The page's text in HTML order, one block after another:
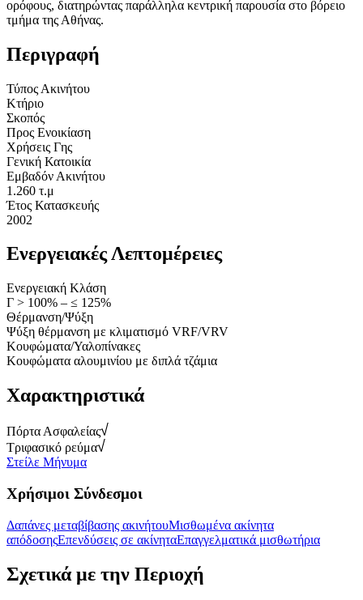
ορόφους, διατηρώντας παράλληλα κεντρική παρουσία στο βόρειο
τμήμα της Αθήνας.
Περιγραφή
Τύπος Ακινήτου
Κτήριο
Σκοπός
Προς Ενοικίαση
Χρήσεις Γης
Γενική Κατοικία
Εμβαδόν Ακινήτου
1.260 τ.μ
Έτος Κατασκευής
2002
Ενεργειακές Λεπτομέρειες
Ενεργειακή Κλάση
Γ > 100% – ≤ 125%
Θέρμανση/Ψύξη
Ψύξη θέρμανση με κλιματισμό VRF/VRV
Κουφώματα/Υαλοπίνακες
Κουφώματα αλουμινίου με διπλά τζάμια
Χαρακτηριστικά
Πόρτα Ασφαλείας
Τριφασικό ρεύμα
Στείλε Μήνυμα
Χρήσιμοι Σύνδεσμοι
Δαπάνες μεταβίβασης ακινήτουΜισθωμένα ακίνητα
απόδοσηςΕπενδύσεις σε ακίνηταΕπαγγελματικά μισθωτήρια
Σχετικά με την Περιοχή